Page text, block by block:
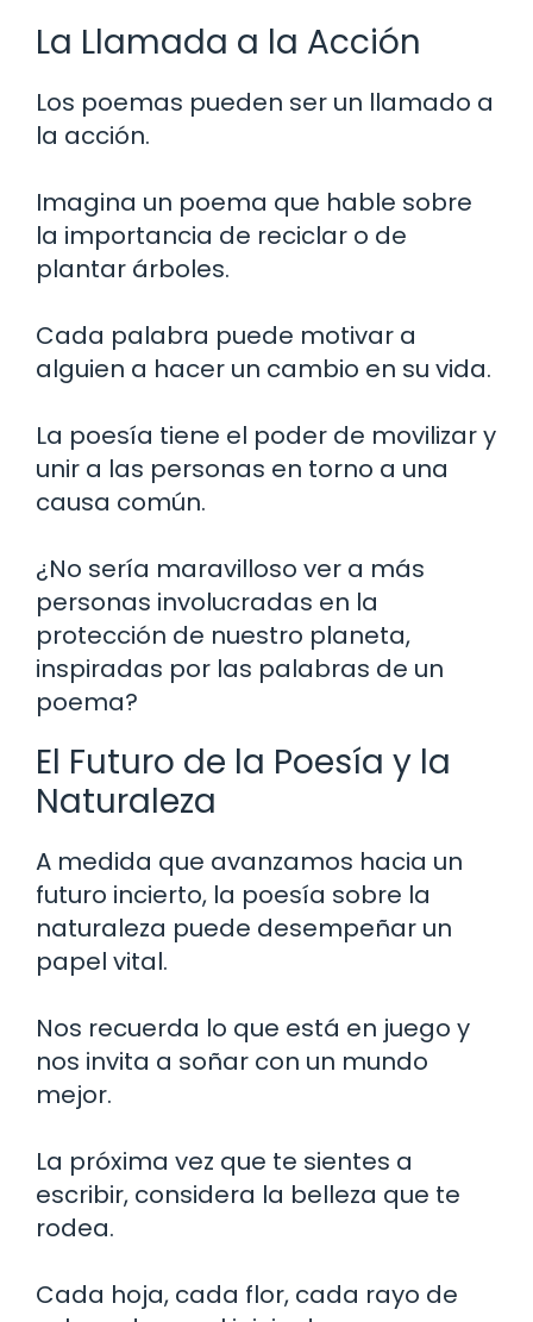
La Llamada a la Acción
Los poemas pueden ser un llamado a
la acción.
Imagina un poema que hable sobre
la importancia de reciclar o de
plantar árboles.
Cada palabra puede motivar a
alguien a hacer un cambio en su vida.
La poesía tiene el poder de movilizar y
unir a las personas en torno a una
causa común.
¿No sería maravilloso ver a más
personas involucradas en la
protección de nuestro planeta,
inspiradas por las palabras de un
poema?
El Futuro de la Poesía y la
Naturaleza
A medida que avanzamos hacia un
futuro incierto, la poesía sobre la
naturaleza puede desempeñar un
papel vital.
Nos recuerda lo que está en juego y
nos invita a soñar con un mundo
mejor.
La próxima vez que te sientes a
escribir, considera la belleza que te
rodea.
Cada hoja, cada flor, cada rayo de